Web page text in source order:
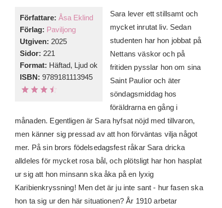
Författare: Åsa Eklind
Förlag: Paviljong
Utgiven: 2025
Sidor: 221
Format: Häftad, Ljud ok
ISBN: 9789181113945
Sara lever ett stillsamt och
mycket inrutat liv. Sedan
studenten har hon jobbat på
Nettans väskor och på
fritiden pysslar hon om sina
Saint Paulior och äter
söndagsmiddag hos
föräldrarna en gång i
månaden. Egentligen är Sara hyfsat nöjd med tillvaron,
men känner sig pressad av att hon förväntas vilja något
mer. På sin brors födelsedagsfest råkar Sara dricka
alldeles för mycket rosa bål, och plötsligt har hon hasplat
ur sig att hon minsann ska åka på en lyxig
Karibienkryssning! Men det är ju inte sant - hur fasen ska
hon ta sig ur den här situationen? År 1910 arbetar